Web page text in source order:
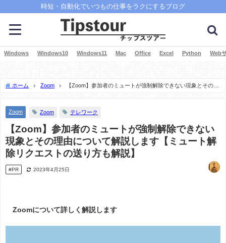
時短・自動化でいつもの仕事をラクにするブログ
Windows Windows10 Windows11 Mac Office Excel Python Web
ホーム Zoom
【Zoom】参加者のミュートが強制解除できない現象とその理
Zoom Zoom テレワーク
【Zoom】参加者のミュートが強制解除できない
現象とその理由について解説します【ミュート解
除リクエストの送り方も解説】
#PR 2023年4月25日
Zoomについて詳しく解説します